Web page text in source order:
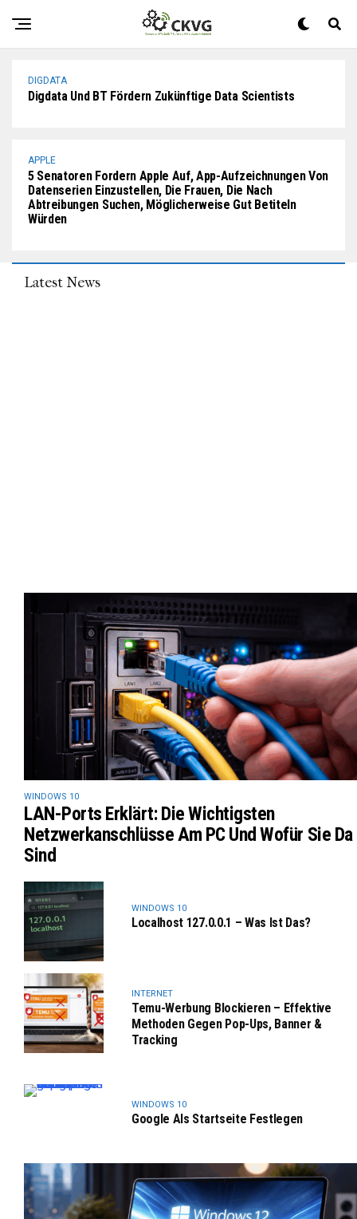
Fordern Sie Bald Noch Kostengünstigere 4K-Fernseher, Da
Der Preis Sinkt
DIGDATA
Digdata Und BT Fördern Zukünftige Data Scientists
APPLE
5 Senatoren Fordern Apple Auf, App-Aufzeichnungen Von
Datenserien Einzustellen, Die Frauen, Die Nach
Abtreibungen Suchen, Möglicherweise Gut Betiteln
Würden
Latest News
WINDOWS 10
LAN-Ports Erklärt: Die Wichtigsten
Netzwerkanschlüsse Am PC Und Wofür Sie Da
Sind
WINDOWS 10
Localhost 127.0.0.1 – Was Ist Das?
INTERNET
Temu-Werbung Blockieren – Effektive
Methoden Gegen Pop-Ups, Banner &
Tracking
WINDOWS 10
Google Als Startseite Festlegen